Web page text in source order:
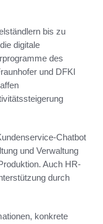
bis zu
digitale
des
und DFKI
Chatbot
und Verwaltung
Auch HR-
durch
konkrete